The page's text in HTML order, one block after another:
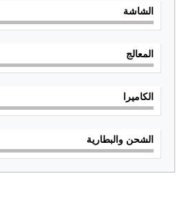
الشاشة
المعالج
الكاميرا
الشحن والبطارية